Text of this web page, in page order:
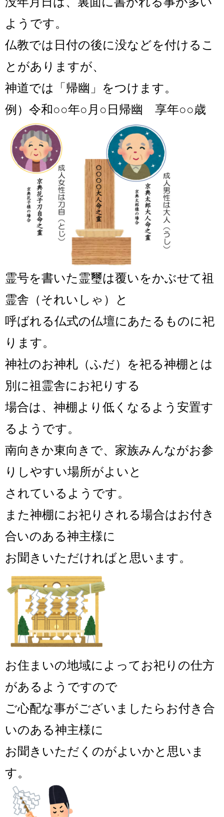
ようです。
仏教では日付の後に没などを付けるこ
とがありますが、
神道では「帰幽」をつけます。
例）令和○○年○月○日帰幽 享年○○歳
霊号を書いた霊璽は覆いをかぶせて祖
霊舎（それいしゃ）と
呼ばれる仏式の仏壇にあたるものに祀
ります。
神社のお神札（ふだ）を祀る神棚とは
別に祖霊舎にお祀りする
場合は、神棚より低くなるよう安置す
るようです。
南向きか東向きで、家族みんながお参
りしやすい場所がよいと
されているようです。
また神棚にお祀りされる場合はお付き
合いのある神主様に
お聞きいただければと思います。
お住まいの地域によってお祀りの仕方
があるようですので
ご心配な事がございましたらお付き合
いのある神主様に
お聞きいただくのがよいかと思いま
す。